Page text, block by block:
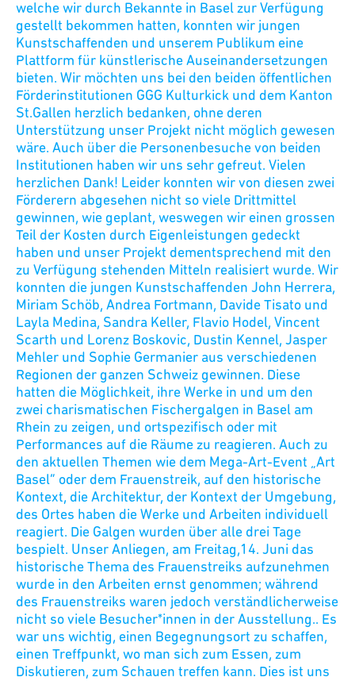
welche wir durch Bekannte in Basel zur Verfügung
gestellt bekommen hatten, konnten wir jungen
Kunstschaffenden und unserem Publikum eine
Plattform für künstlerische Auseinandersetzungen
bieten. Wir möchten uns bei den beiden öffentlichen
Förderinstitutionen GGG Kulturkick und dem Kanton
St.Gallen herzlich bedanken, ohne deren
Unterstützung unser Projekt nicht möglich gewesen
wäre. Auch über die Personenbesuche von beiden
Institutionen haben wir uns sehr gefreut. Vielen
herzlichen Dank! Leider konnten wir von diesen zwei
Förderern abgesehen nicht so viele Drittmittel
gewinnen, wie geplant, weswegen wir einen grossen
Teil der Kosten durch Eigenleistungen gedeckt
haben und unser Projekt dementsprechend mit den
zu Verfügung stehenden Mitteln realisiert wurde. Wir
konnten die jungen Kunstschaffenden John Herrera,
Miriam Schöb, Andrea Fortmann, Davide Tisato und
Layla Medina, Sandra Keller, Flavio Hodel, Vincent
Scarth und Lorenz Boskovic, Dustin Kennel, Jasper
Mehler und Sophie Germanier aus verschiedenen
Regionen der ganzen Schweiz gewinnen. Diese
hatten die Möglichkeit, ihre Werke in und um den
zwei charismatischen Fischergalgen in Basel am
Rhein zu zeigen, und ortspezifisch oder mit
Performances auf die Räume zu reagieren. Auch zu
den aktuellen Themen wie dem Mega-Art-Event „Art
Basel“ oder dem Frauenstreik, auf den historische
Kontext, die Architektur, der Kontext der Umgebung,
des Ortes haben die Werke und Arbeiten individuell
reagiert. Die Galgen wurden über alle drei Tage
bespielt. Unser Anliegen, am Freitag,14. Juni das
historische Thema des Frauenstreiks aufzunehmen
wurde in den Arbeiten ernst genommen; während
des Frauenstreiks waren jedoch verständlicherweise
nicht so viele Besucher*innen in der Ausstellung.. Es
war uns wichtig, einen Begegnungsort zu schaffen,
einen Treffpunkt, wo man sich zum Essen, zum
Diskutieren, zum Schauen treffen kann. Dies ist uns